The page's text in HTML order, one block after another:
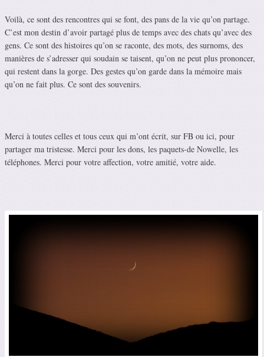
Voilà, ce sont des rencontres qui se font, des pans de la vie qu’on partage.
C’est mon destin d’avoir partagé plus de temps avec des chats qu’avec des
gens. Ce sont des histoires qu’on se raconte, des mots, des surnoms, des
manières de s’adresser qui soudain se taisent, qu’on ne peut plus prononcer,
qui restent dans la gorge. Des gestes qu’on garde dans la mémoire mais
qu’on ne fait plus. Ce sont des souvenirs.
Merci à toutes celles et tous ceux qui m’ont écrit, sur FB ou ici, pour
partager ma tristesse. Merci pour les dons, les paquets-de Nowelle, les
téléphones. Merci pour votre affection, votre amitié, votre aide.